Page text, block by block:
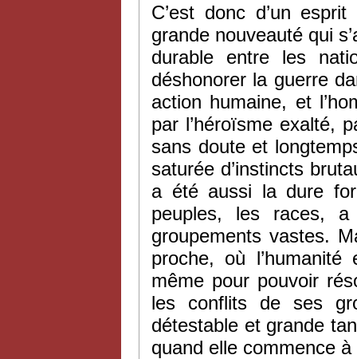
C’est donc d’un
grande nouveauté qui
durable entre les
déshonorer la guerre
action humaine, et
par l’héroïsme exalté,
sans doute et
saturée d’instincts
a été aussi la dure
peuples, les races,
groupements vastes.
proche, où
même pour pouvoir
les conflits de ses
détestable et grande
quand elle commence